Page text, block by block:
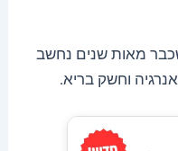
מאות שנים נחשב
וחשק בריא.